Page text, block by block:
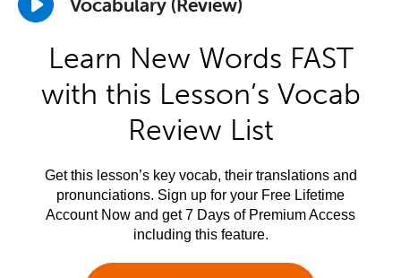
Learn New Words FAST
with this Lesson’s Vocab
Review List
Get this lesson’s key vocab, their translations and
pronunciations. Sign up for your Free Lifetime
Account Now and get 7 Days of Premium Access
including this feature.